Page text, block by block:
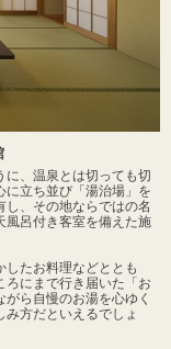
に、温泉とは切っても切
に立ち並び「湯治場」を
、その地ならではの名
風呂付き客室を備えた施
たお料理などととも
ろにまで行き届いた「お
ら自慢のお湯を心ゆく
方だといえるでしょ